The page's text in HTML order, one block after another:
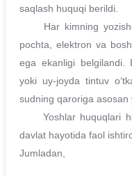
saqlash huquqi berildi.
Har kimning
pochta, elektron va
ega ekanligi belgilandi.
yoki uy-joyda tintuv
sudning qaroriga asosan
Yoshlar huquqlari
davlat hayotida faol
Jumladan,